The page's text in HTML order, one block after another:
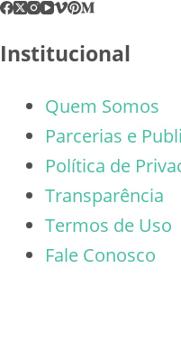
Institucional
Quem Somos
Parcerias e
Política de
Transparência
Termos de Uso
Fale Conosco